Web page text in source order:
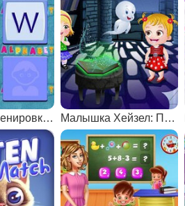
Алфавит: тренировка памяти Малышка Хейзел: Приключения в Замке